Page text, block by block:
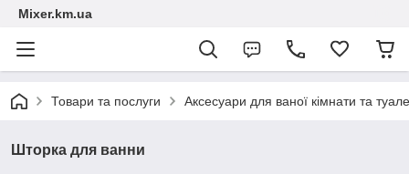
Mixer.km.ua
Товари та послуги Аксесуари для ваної кімнати та
Шторка для ванни